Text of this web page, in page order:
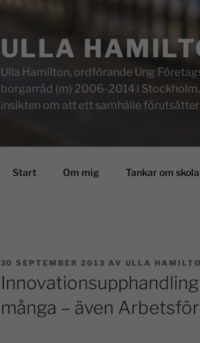
ULLA
Ulla Hamilton, ordförande Ung
borgarråd (m) 2006-2014 i
insikten om att ett samhälle
Start Om mig Tankar om
30 SEPTEMBER 2013 AV ULLA
många – även